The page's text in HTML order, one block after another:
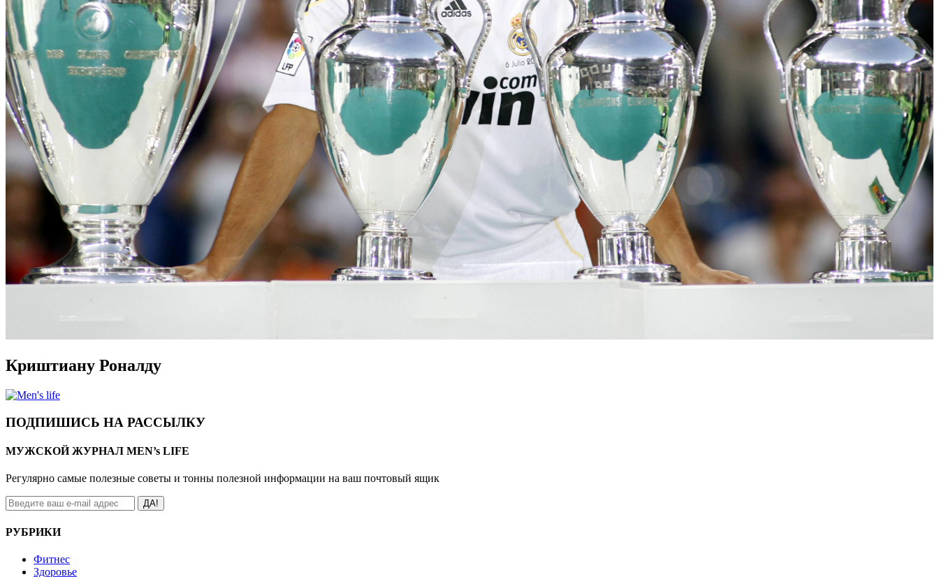
Криштиану Роналду
ПОДПИШИСЬ НА РАССЫЛКУ
МУЖСКОЙ ЖУРНАЛ MEN’s LIFE
Регулярно самые полезные советы и тонны полезной информации на ваш почтовый ящик
ДА!
РУБРИКИ
Фитнес
Здоровье